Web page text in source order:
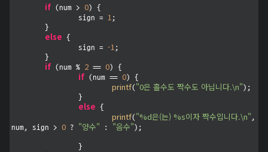
if (num > 0) {
		sign =
1 ;
else {
		sign =
-1 ;
if (num % 2 == 0) {
if (num == 0) {
printf("0은 홀수도 짝수도 아닙니다.\n");
else {
printf("%d은(는) %s이자 짝수입니다.\n" ,
num, sign > 0 ? "양수" : "음수");